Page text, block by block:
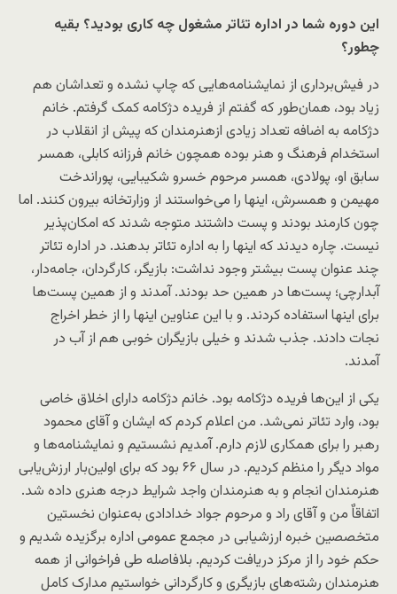
این دوره شما در اداره تئاتر مشغول چه کاری بودید؟ بقیه
چطور؟
در فیش‌برداری از نمایشنامه‌هایی که چاپ نشده و تعداشان هم
زیاد بود، همان‌طور که گفتم از فریده دژکامه کمک گرفتم. خانم
دژکامه به اضافه تعداد زیادی ازهنرمندان که پیش از انقلاب در
استخدام فرهنگ و هنر بوده همچون خانم فرزانه کابلی، همسر
سابق او، پولادی، همسر مرحوم خسرو شکیبایی، پوراندخت
مهیمن و همسرش، اینها را می‌خواستند از وزارتخانه بیرون کنند. اما
چون کارمند بودند و پست داشتند متوجه شدند که امکان‌پذیر
نیست. چاره دیدند که اینها را به اداره تئاتر بدهند. در اداره تئاتر
چند عنوان پست بیشتر وجود نداشت: بازیگر، کارگردان، جامه‌دار،
آبدارچی؛ پست‌ها در همین حد بودند. آمدند و از همین پست‌ها
برای اینها استفاده کردند. و با این عناوین اینها را از خطر اخراج
نجات دادند. جذب شدند و خیلی بازیگران خوبی هم از آب در
آمدند.
یکی از این‌ها فریده دژکامه بود. خانم دژکامه دارای اخلاق خاصی
بود، وارد تئاتر نمی‌شد. من اعلام کردم که ایشان و آقای محمود
رهبر را برای همکاری لازم دارم. آمدیم نشستیم و نمایشنامه‌ها و
مواد دیگر را منظم کردیم. در سال ۶۶ بود که برای اولین‌بار ارزش‌یابی
هنرمندان انجام و به هنرمندان واجد شرایط درجه هنری داده شد.
اتفاقاٌ من و آقای راد و مرحوم جواد خدادادی به‌عنوان نخستین
متخصصین خبره ارزشیابی در مجمع عمومی اداره برگزیده شدیم و
حکم خود را از مرکز دریافت کردیم. بلافاصله طی فراخوانی از همه
هنرمندان رشته‌های بازیگری و کارگردانی خواستیم مدارک کامل